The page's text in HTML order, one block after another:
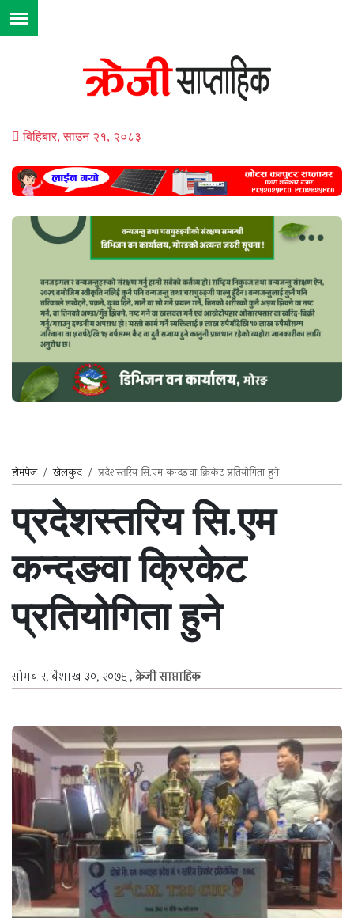
बिहिबार, साउन २१, २०८३
होमपेज / खेलकुद / प्रदेशस्तरिय सि.एम कन्दङवा क्रिकेट प्रतियोगिता हुने
प्रदेशस्तरिय सि.एम
कन्दङवा क्रिकेट
प्रतियोगिता हुने
सोमबार, बैशाख ३०, २०७६, क्रेजी साप्ताहिक